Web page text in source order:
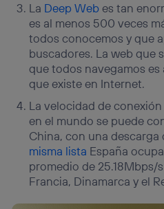
La Deep Webes tan
es al menos 500 veces
todos conocemos y que
buscadores. La web que
que todos navegamos es
que existe en Internet.
La velocidad de
en el mundo se puede
China, con una descarga
misma lista España
promedio de 25.18Mbps/
Francia, Dinamarca y el